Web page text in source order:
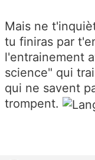
Mais ne
tu finiras par
l'entrainement
science" qui
qui ne savent
trompent.